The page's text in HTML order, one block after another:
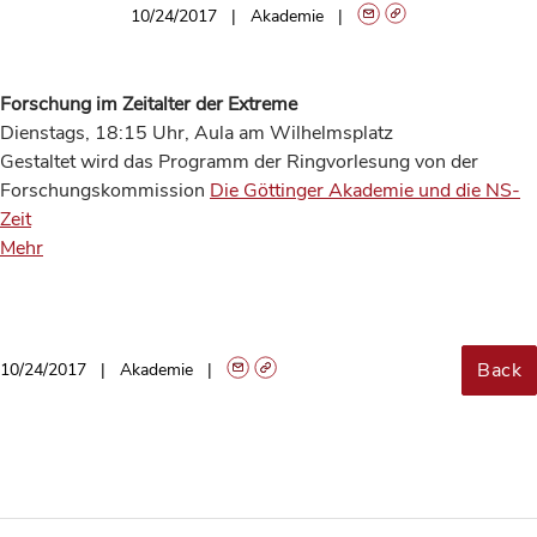
10/24/2017 Akademie
Forschung im Zeitalter der Extreme
Dienstags, 18:15 Uhr, Aula am Wilhelmsplatz
Gestaltet wird das Programm der Ringvorlesung von der
Forschungskommission Die Göttinger Akademie und die NS-
Zeit
Mehr
10/24/2017 Akademie Back